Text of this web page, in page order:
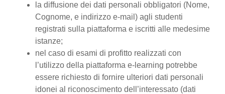
la diffusione dei dati personali obbligatori (Nome,
Cognome, e indirizzo e-mail) agli studenti
registrati sulla piattaforma e iscritti alle medesime
istanze;
nel caso di esami di profitto realizzati con
l’utilizzo della piattaforma e-learning potrebbe
essere richiesto di fornire ulteriori dati personali
idonei al riconoscimento dell’interessato (dati